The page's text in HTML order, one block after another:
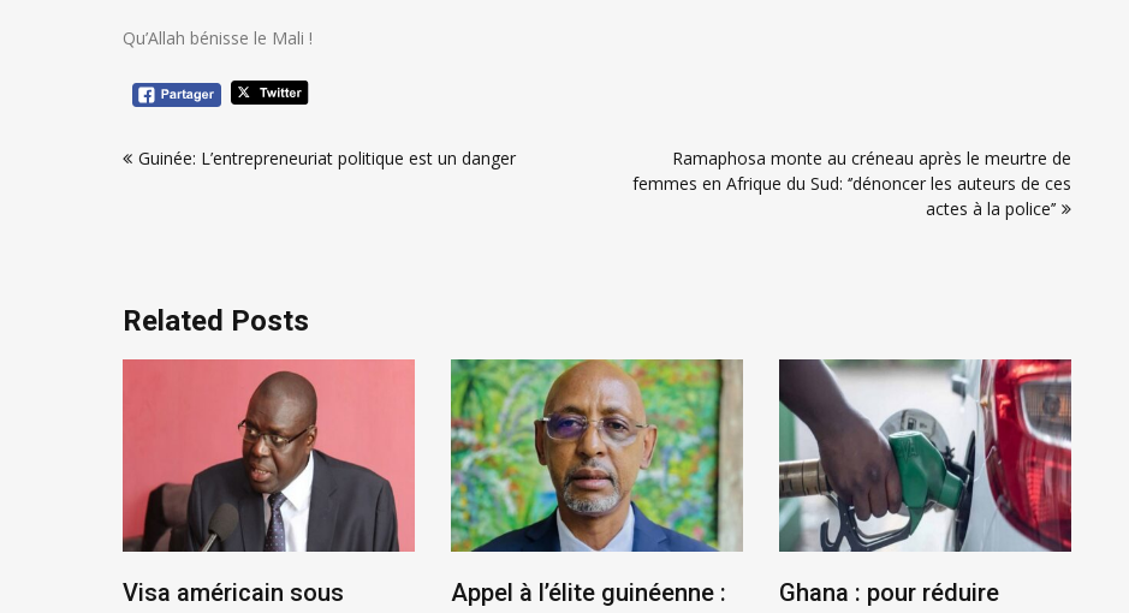
Qu’Allah bénisse le Mali !
deGuinée: L’entrepreneuriat politique est un danger
Ramaphosa monte au créneau après le meurtre de
femmes en Afrique du Sud: ‘’dénoncer les auteurs de ces
actes à la police’’
Related Posts
Visa américain sous
Appel à l’élite guinéenne :
Ghana : pour réduire